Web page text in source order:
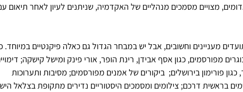
מצויים מסמכים מנהליים של האקדמיה, שניתנים לעיון לאחר תיאום
מעניינים וחשובים, אבל יש במבחר הגדול גם כאלה פיקנטיים במיוחד.
מפורסמים, כגון אסף אבידן, רינת הופר, אורי פינק ומישל קישקה;
פורימון בירושלים;  ביקורים של אמנים מפורסמים; מסיבות ותערוכות
בראשית דרכם; צילומים ומסמכים היסטוריים נדירים מתקופת בצלאל